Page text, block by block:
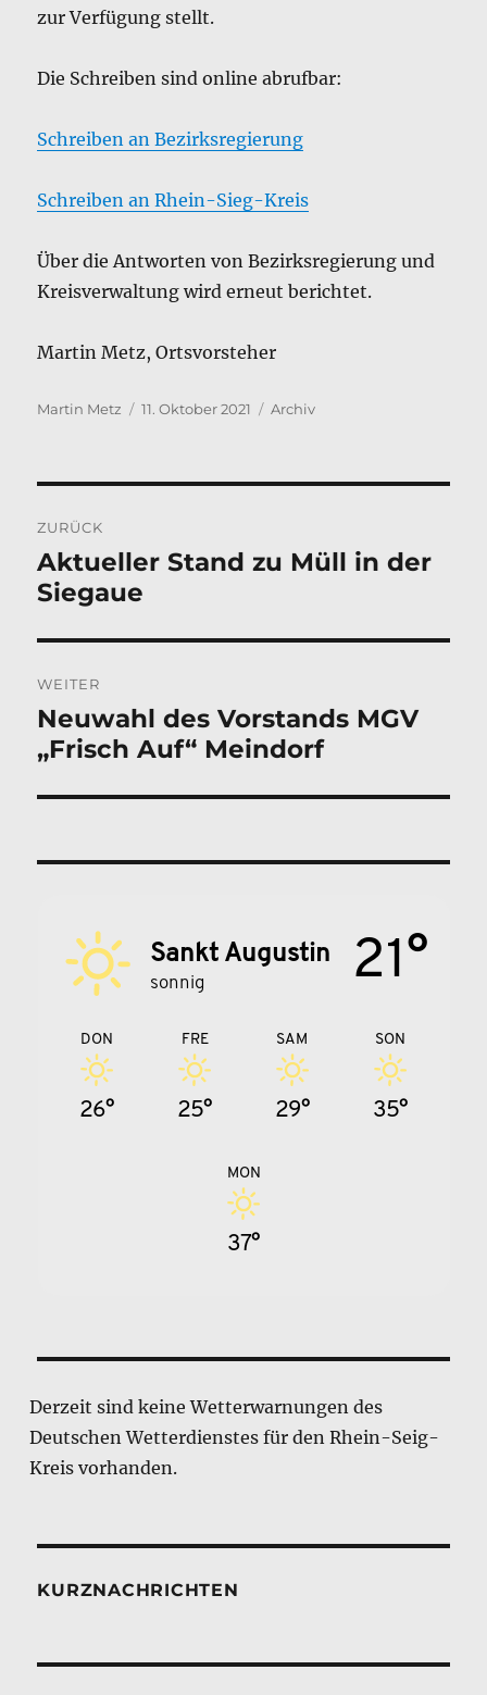
zur Verfügung stellt.
Die Schreiben sind online abrufbar:
Schreiben an Bezirksregierung
Schreiben an Rhein-Sieg-Kreis
Über die Antworten von Bezirksregierung und
Kreisverwaltung wird erneut berichtet.
Martin Metz, Ortsvorsteher
Autor
Martin Metz
Veröffentlicht
11. Oktober 2021 Kategorien
Archiv
ZURÜCK
Vorheriger
Beitrag:
Aktueller Stand zu Müll in der
Siegaue
WEITER
Nächster
Beitrag:
Neuwahl des Vorstands MGV
„Frisch Auf“ Meindorf
Sankt Augustin
sonnig 21°
DON
26°
FRE
25°
SAM
29°
SON
35°
MON
37°
Derzeit sind keine Wetterwarnungen des
Deutschen Wetterdienstes für den Rhein-Seig-
Kreis vorhanden.
KURZNACHRICHTEN